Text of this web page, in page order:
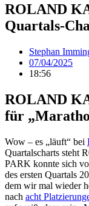
ROLAND
Quartals-
Stephan
07/04/2025
18:56
ROLAND
für
Wow – es „läuft“ bei
Quartalscharts steht
PARK konnte sich
des ersten Quartals
dem wir mal wieder
nach acht